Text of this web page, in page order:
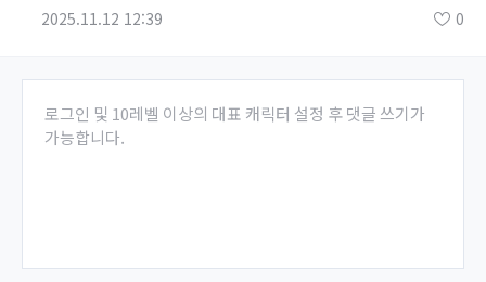
2025.11.12 12:39 0
로그인 및 10레벨 이상의 대표 캐릭터 설정 후 댓글 쓰기가
가능합니다.